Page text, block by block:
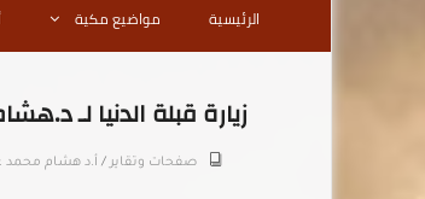
الرئيسية مواضيع مكية
زيارة قبلة الدنيا لـ
صفحات وتقاير / أ.د هشام محمد